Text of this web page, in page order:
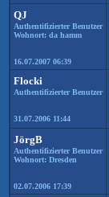
QJ
Authentifizierter Benutzer
Wohnort: da hamm
16.07.2007 06:39
Flocki
Authentifizierter Benutzer
31.07.2006 11:44
JörgB
Authentifizierter Benutzer
Wohnort: Dresden
02.07.2006 17:39